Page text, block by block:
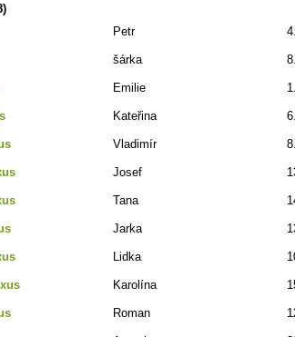
Petr
šárka
Emilie
Kateřina
Vladimír
Josef
Tana
Jarka
Lidka
Karolína
Roman